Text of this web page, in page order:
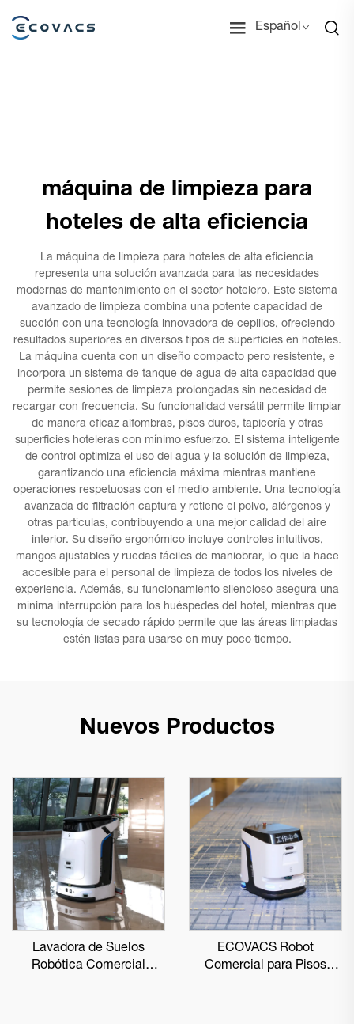
Español
máquina de limpieza para
hoteles de alta eficiencia
La máquina de limpieza para hoteles de alta eficiencia
representa una solución avanzada para las necesidades
modernas de mantenimiento en el sector hotelero. Este sistema
avanzado de limpieza combina una potente capacidad de
succión con una tecnología innovadora de cepillos, ofreciendo
resultados superiores en diversos tipos de superficies en hoteles.
La máquina cuenta con un diseño compacto pero resistente, e
incorpora un sistema de tanque de agua de alta capacidad que
permite sesiones de limpieza prolongadas sin necesidad de
recargar con frecuencia. Su funcionalidad versátil permite limpiar
de manera eficaz alfombras, pisos duros, tapicería y otras
superficies hoteleras con mínimo esfuerzo. El sistema inteligente
de control optimiza el uso del agua y la solución de limpieza,
garantizando una eficiencia máxima mientras mantiene
operaciones respetuosas con el medio ambiente. Una tecnología
avanzada de filtración captura y retiene el polvo, alérgenos y
otras partículas, contribuyendo a una mejor calidad del aire
interior. Su diseño ergonómico incluye controles intuitivos,
mangos ajustables y ruedas fáciles de maniobrar, lo que la hace
accesible para el personal de limpieza de todos los niveles de
experiencia. Además, su funcionamiento silencioso asegura una
mínima interrupción para los huéspedes del hotel, mientras que
su tecnología de secado rápido permite que las áreas limpiadas
estén listas para usarse en muy poco tiempo.
Nuevos Productos
Lavadora de Suelos
Robótica Comercial
ECOVACS Robot
Comercial para Pisos